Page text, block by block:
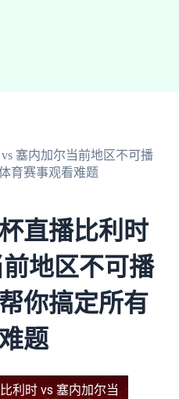
塞内加尔当前地区不可播
育赛事观看难题
直播比利时
地区不可播
你搞定所有
题
利时 vs 塞内加尔当